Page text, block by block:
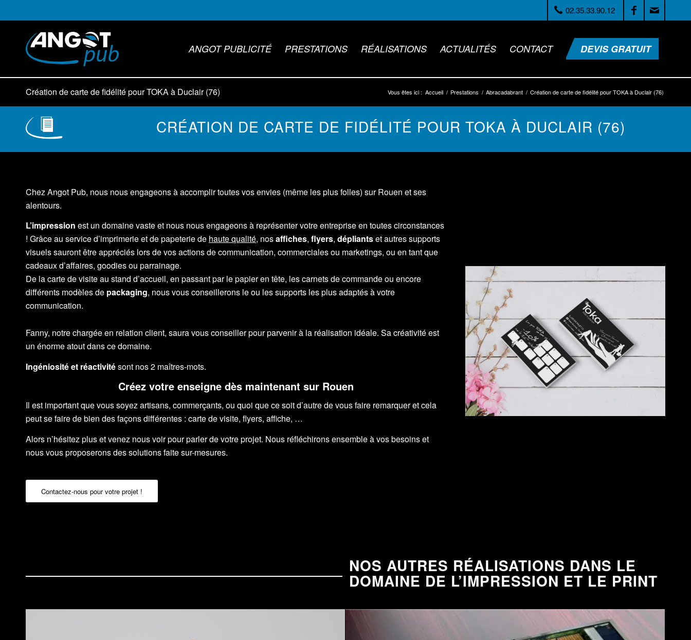
ANGOT PUBLICITÉ PRESTATIONS RÉALISATIONS ACTUALITÉS CONTACT DEVIS GRATUIT
Création de carte de fidélité pour TOKA à Duclair (76) Vous êtes ici : Accueil / Prestations / Abracadabrant / Création de carte de fidélité pour TOKA à Duclair (76)
CRÉATION DE CARTE DE FIDÉLITÉ POUR TOKA À DUCLAIR (76)
Chez Angot Pub, nous nous engageons à accomplir toutes vos envies (même les plus folles) sur Rouen et ses
alentours.
L’impression est un domaine vaste et nous nous engageons à représenter votre entreprise en toutes circonstances
! Grâce au service d’imprimerie et de papeterie de haute qualité, nosaffiches, flyers, dépliantset autres supports
visuels sauront être appréciés lors de vos actions de communication, commerciales ou marketings, ou en tant que
cadeaux d’affaires, goodies ou parrainage.
De la carte de visite au stand d’accueil, en passant par le papier en tête, les carnets de commande ou encore
différents modèles de packaging, nous vous conseillerons le ou les supports les plus adaptés à votre
communication.
Fanny, notre chargée en relation client, saura vous conseiller pour parvenir à la réalisation idéale. Sa créativité est
un énorme atout dans ce domaine.
Ingéniosité et réactivitésont nos 2 maîtres-mots.
Créez votre enseigne dès maintenant sur Rouen
Il est important que vous soyez artisans, commerçants, ou quoi que ce soit d’autre de vous faire remarquer et cela
peut se faire de bien des façons différentes : carte de visite, flyers, affiche, …
Alors n’hésitez plus et venez nous voir pour parler de votre projet. Nous réfléchirons ensemble à vos besoins et
nous vous proposerons des solutions faite sur-mesures.
Contactez-nous pour votre projet !
NOS AUTRES RÉALISATIONS DANS LE
DOMAINE DE L’IMPRESSION ET LE PRINT